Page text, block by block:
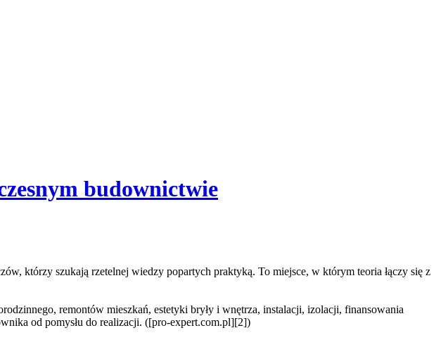
budownictwie
którzy szukają rzetelnej wiedzy popartych praktyką. To miejsce, w którym teoria łączy się z
remontów mieszkań, estetyki bryły i wnętrza, instalacji, izolacji, finansowania
od pomysłu do realizacji. ([pro-expert.com.pl][2])